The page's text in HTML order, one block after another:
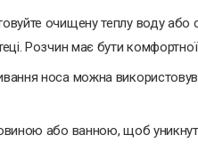
очищену теплу воду або
Розчин має бути
носа можна
або ванною, щоб